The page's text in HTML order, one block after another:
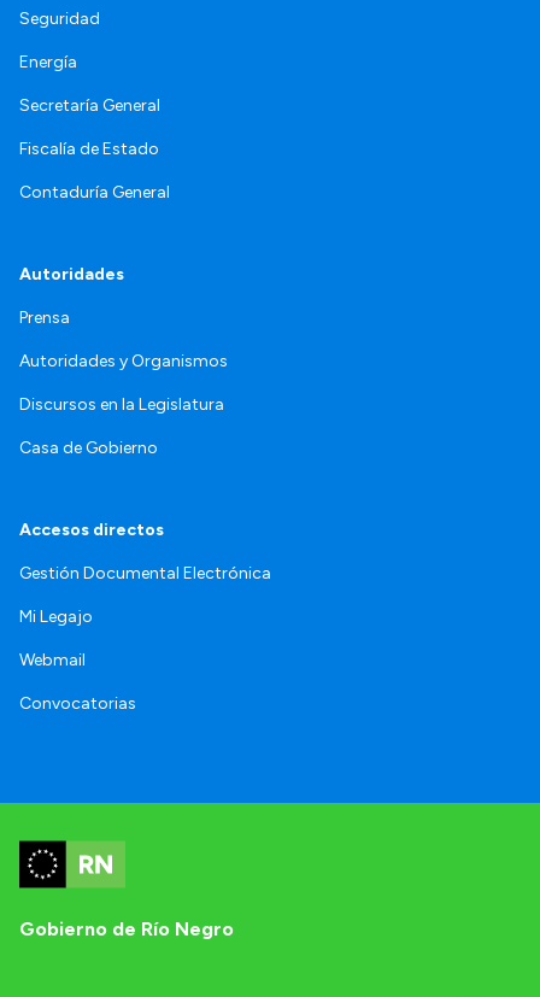
Seguridad
Energía
Secretaría General
Fiscalía de Estado
Contaduría General
Autoridades
Prensa
Autoridades y Organismos
Discursos en la Legislatura
Casa de Gobierno
Accesos directos
Gestión Documental Electrónica
Mi Legajo
Webmail
Convocatorias
Gobierno de Río Negro